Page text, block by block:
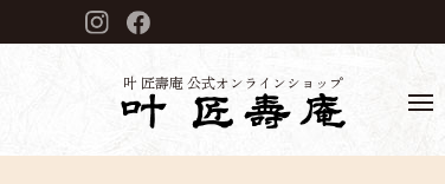
叶 匠壽庵 公式オンラインショップ